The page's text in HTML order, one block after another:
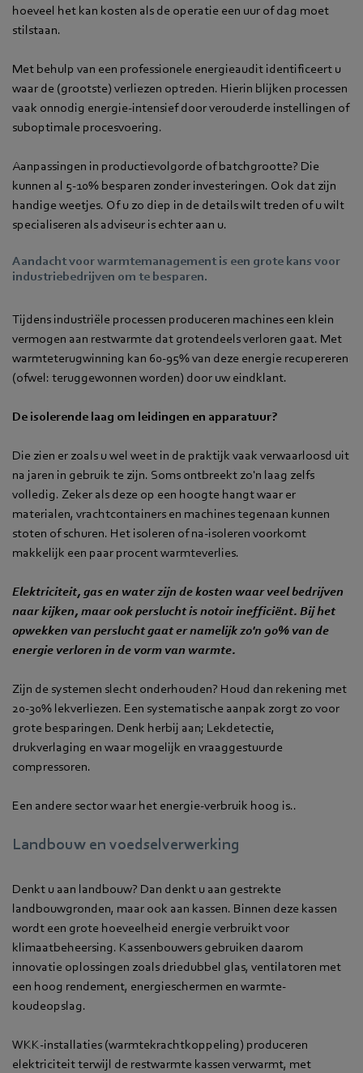
hoeveel het kan kosten als de operatie een uur of dag moet
stilstaan.
Met behulp van een professionele energieaudit identificeert u
waar de (grootste) verliezen optreden. Hierin blijken processen
vaak onnodig energie-intensief door verouderde instellingen of
suboptimale procesvoering.
Aanpassingen in productievolgorde of batchgrootte? Die
kunnen al 5-10% besparen zonder investeringen. Ook dat zijn
handige weetjes. Of u zo diep in de details wilt treden of u wilt
specialiseren als adviseur is echter aan u.
Aandacht voor warmtemanagement is een grote kans voor
industriebedrijven om te besparen.
Tijdens industriële processen produceren machines een klein
vermogen aan restwarmte dat grotendeels verloren gaat. Met
warmteterugwinning kan 60-95% van deze energie recupereren
(ofwel: teruggewonnen worden) door uw eindklant.
De isolerende laag om leidingen en apparatuur?
Die zien er zoals u wel weet in de praktijk vaak verwaarloosd uit
na jaren in gebruik te zijn. Soms ontbreekt zo'n laag zelfs
volledig. Zeker als deze op een hoogte hangt waar er
materialen, vrachtcontainers en machines tegenaan kunnen
stoten of schuren. Het isoleren of na-isoleren voorkomt
makkelijk een paar procent warmteverlies.
Elektriciteit, gas en water zijn de kosten waar veel bedrijven
naar kijken, maar ook perslucht is notoir inefficiënt. Bij het
opwekken van perslucht gaat er namelijk zo'n 90% van de
energie verloren in de vorm van warmte.
Zijn de systemen slecht onderhouden? Houd dan rekening met
20-30% lekverliezen. Een systematische aanpak zorgt zo voor
grote besparingen. Denk herbij aan; Lekdetectie,
drukverlaging en waar mogelijk en vraaggestuurde
compressoren.
Een andere sector waar het energie-verbruik hoog is..
Landbouw en voedselverwerking
Denkt u aan landbouw? Dan denkt u aan gestrekte
landbouwgronden, maar ook aan kassen. Binnen deze kassen
wordt een grote hoeveelheid energie verbruikt voor
klimaatbeheersing. Kassenbouwers gebruiken daarom
innovatie oplossingen zoals driedubbel glas, ventilatoren met
een hoog rendement, energieschermen en warmte-
koudeopslag.
WKK-installaties (warmtekrachtkoppeling) produceren
elektriciteit terwijl de restwarmte kassen verwarmt, met